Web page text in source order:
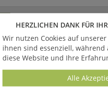
Steinguss
HERZLICHEN DANK FÜR
Wir nutzen Cookies auf
ihnen sind essenziell,
diese Website und Ihre
Alle